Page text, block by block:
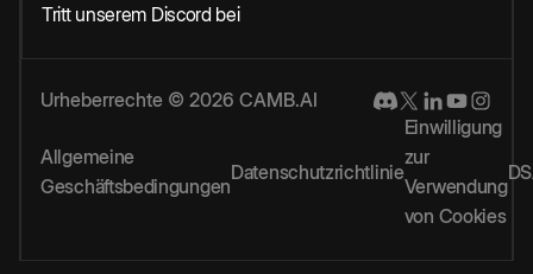
Tritt unserem Discord bei
Urheberrechte © 2026 CAMB.AI
Allgemeine
Geschäftsbedingungen
Datenschutzrichtlinie
Einwilligung
zur
Verwendung
von Cookies